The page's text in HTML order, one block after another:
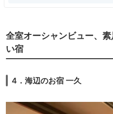
全室オーシャンビュー、
い宿
4．海辺のお宿 一久